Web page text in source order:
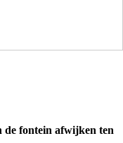
de fontein afwijken ten